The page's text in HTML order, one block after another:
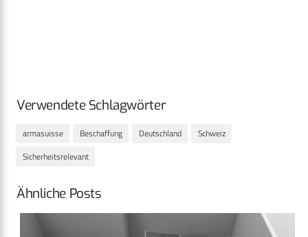
Verwendete Schlagwörter
armasuisse Beschaffung Deutschland
Schweiz
Sicherheitsrelevant
Ähnliche Posts